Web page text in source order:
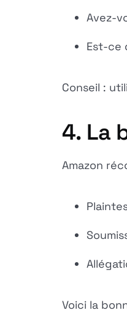
Avez-
Est-ce
Conseil :
4. La
Amazon
Voici la